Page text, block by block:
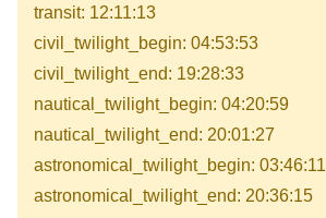
transit: 12:11:13
civil_twilight_begin: 04:53:53
civil_twilight_end: 19:28:33
nautical_twilight_begin: 04:20:59
nautical_twilight_end: 20:01:27
astronomical_twilight_begin: 03:46:11
astronomical_twilight_end: 20:36:15